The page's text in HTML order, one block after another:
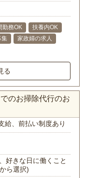
勤務OK
扶養内OK
集
家政婦の求人
る
のお掃除代行のお
給、前払い制度あり
好きな日に働くこと
ら選択)